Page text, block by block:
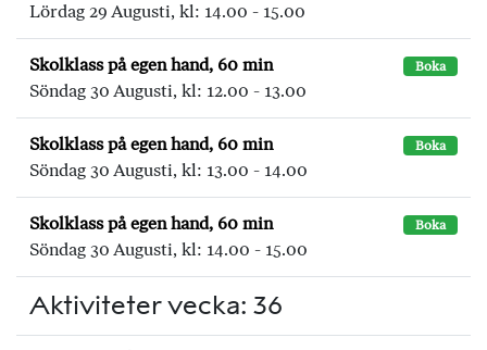
Lördag 29 Augusti, kl: 14.00 - 15.00
Skolklass på egen hand, 60 min Boka
Söndag 30 Augusti, kl: 12.00 - 13.00
Skolklass på egen hand, 60 min Boka
Söndag 30 Augusti, kl: 13.00 - 14.00
Skolklass på egen hand, 60 min Boka
Söndag 30 Augusti, kl: 14.00 - 15.00
Aktiviteter vecka: 36